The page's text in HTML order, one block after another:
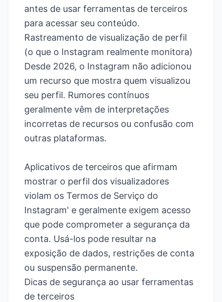
antes de usar ferramentas de terceiros
para acessar seu conteúdo.
Rastreamento de visualização de perfil
(o que o Instagram realmente monitora)
Desde 2026, o Instagram não adicionou
um recurso que mostra quem visualizou
seu perfil. Rumores contínuos
geralmente vêm de interpretações
incorretas de recursos ou confusão com
outras plataformas.
Aplicativos de terceiros que afirmam
mostrar o perfil dos visualizadores
violam os Termos de Serviço do
Instagram' e geralmente exigem acesso
que pode comprometer a segurança da
conta. Usá-los pode resultar na
exposição de dados, restrições de conta
ou suspensão permanente.
Dicas de segurança ao usar ferramentas
de terceiros